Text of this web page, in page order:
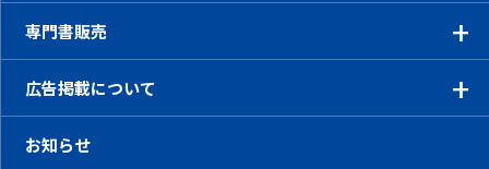
専門書販売
広告掲載について
お知らせ